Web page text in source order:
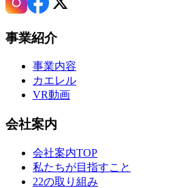
事業紹介
事業内容
カエレル
VR動画
会社案内
会社案内TOP
私たちが目指すこと
22の取り組み